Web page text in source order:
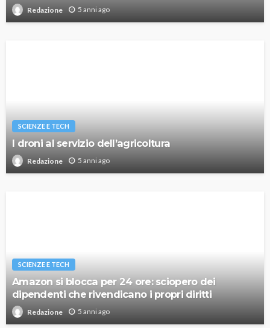
Redazione 5 anni ago
SCIENZE E TECH
I droni al servizio dell’agricoltura
Redazione 5 anni ago
SCIENZE E TECH
Amazon si blocca per 24 ore: sciopero dei
dipendenti che rivendicano i propri diritti
Redazione 5 anni ago